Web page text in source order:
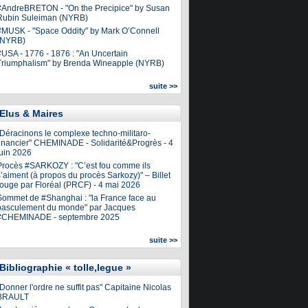
- "On the Precipice" by Susan
Suleiman (NYRB)
- "Space Oddity" by Mark O’Connell
- 1776 - 1876 : "An Uncertain
by Brenda Wineapple (NYRB)
suite >>
& Maires
le complexe techno-militaro-
CHEMINADE - Solidarité&Progrès - 4
2026
#SARKOZY : "C’est fou comme ils
(à propos du procès Sarkozy)" – Billet
par Floréal (PRCF) - 4 mai 2026
de #Shanghai : "la France face au
du monde" par Jacques
- septembre 2025
suite >>
« tolle,legue »
l'ordre ne suffit pas" Capitaine Nicolas